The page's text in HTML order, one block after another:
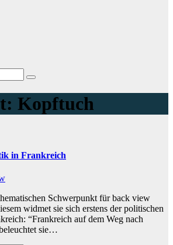
Kopftuch
in Frankreich
Schwerpunkt für back view
widmet sie sich erstens der politischen
“Frankreich auf dem Weg nach
sie…